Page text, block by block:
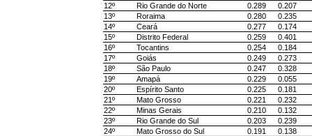
12º
Rio Grande do Norte 0.289
0.207
13º
Roraima 0.280
0.235
14º
Ceará 0.277
0.174
15º
Distrito Federal 0.259
0.401
16º
Tocantins 0.254
0.184
17º
Goiás 0.249
0.273
18º
São Paulo 0.247
0.328
19º
Amapá 0.229
0.055
20º
Espírito Santo 0.225
0.181
21º
Mato Grosso 0.221
0.232
22º
Minas Gerais 0.210
0.132
23º
Rio Grande do Sul 0.203
0.239
24º
Mato Grosso do Sul 0.191
0.138